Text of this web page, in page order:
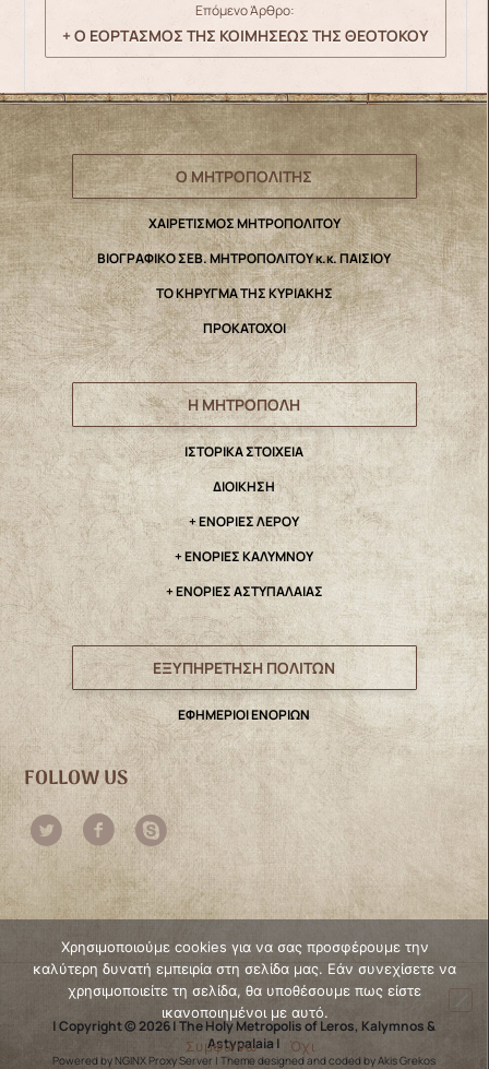
Επόμενο Άρθρο:
+ Ο ΕΟΡΤΑΣΜΟΣ ΤΗΣ ΚΟΙΜΗΣΕΩΣ ΤΗΣ ΘΕΟΤΟΚΟΥ
Ο ΜΗΤΡΟΠΟΛΙΤΗΣ
ΧΑΙΡΕΤΙΣΜΟΣ ΜΗΤΡΟΠΟΛΙΤΟΥ
ΒΙΟΓΡΑΦΙΚΟ ΣΕΒ. ΜΗΤΡΟΠΟΛΙΤΟΥ κ.κ. ΠΑΙΣΙΟΥ
ΤΟ ΚΗΡΥΓΜΑ ΤΗΣ ΚΥΡΙΑΚΗΣ
ΠΡΟΚΑΤΟΧΟΙ
Η ΜΗΤΡΟΠΟΛΗ
IΣΤΟΡΙΚΑ ΣΤΟΙΧΕΙΑ
ΔΙΟΙΚΗΣΗ
+ ΕΝΟΡΙΕΣ ΛΕΡΟΥ
+ ΕΝΟΡΙΕΣ ΚΑΛΥΜΝΟΥ
+ ΕΝΟΡΙΕΣ ΑΣΤΥΠΑΛΑΙΑΣ
ΕΞΥΠΗΡΕΤΗΣΗ ΠΟΛΙΤΩΝ
ΕΦΗΜΕΡΙΟΙ ΕΝΟΡΙΩΝ
FOLLOW US
| Copyright © 2026 | The Holy Metropolis of Leros, Kalymnos &
Astypalaia |
Powered by NGINX Proxy Server |Theme designed and coded by Akis Grekos
Χρησιμοποιούμε cookies για να σας προσφέρουμε την
καλύτερη δυνατή εμπειρία στη σελίδα μας. Εάν συνεχίσετε να
χρησιμοποιείτε τη σελίδα, θα υποθέσουμε πως είστε
ικανοποιημένοι με αυτό.
Συμφωνώ
Όχι